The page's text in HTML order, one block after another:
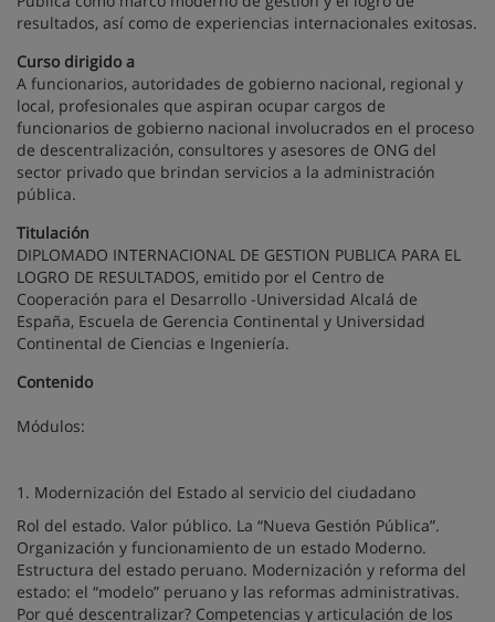
resultados, así como de experiencias internacionales exitosas.
Curso dirigido a
A funcionarios, autoridades de gobierno nacional, regional y
local, profesionales que aspiran ocupar cargos de
funcionarios de gobierno nacional involucrados en el proceso
de descentralización, consultores y asesores de ONG del
sector privado que brindan servicios a la administración
pública.
Titulación
DIPLOMADO INTERNACIONAL DE GESTION PUBLICA PARA EL
LOGRO DE RESULTADOS, emitido por el Centro de
Cooperación para el Desarrollo -Universidad Alcalá de
España, Escuela de Gerencia Continental y Universidad
Continental de Ciencias e Ingeniería.
Contenido
Módulos:
1. Modernización del Estado al servicio del ciudadano
Rol del estado. Valor público. La “Nueva Gestión Pública”.
Organización y funcionamiento de un estado Moderno.
Estructura del estado peruano. Modernización y reforma del
estado: el “modelo” peruano y las reformas administrativas.
Por qué descentralizar? Competencias y articulación de los